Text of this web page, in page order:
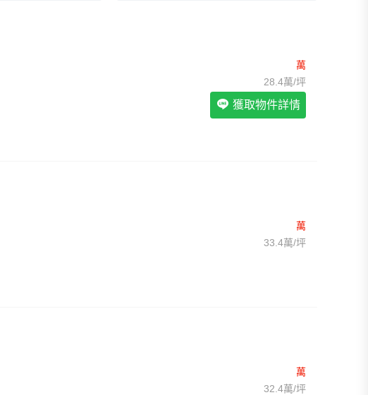
萬
28.4萬/坪
獲取物件詳情
萬
33.4萬/坪
萬
32.4萬/坪